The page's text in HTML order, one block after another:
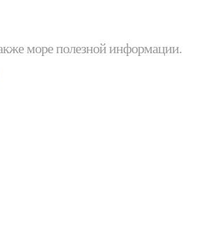
море полезной информации.